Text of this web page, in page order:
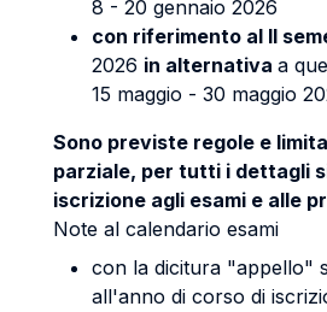
8 - 20 gennaio 2026
con riferimento al II
2026 in alternativa a
15 maggio - 30 maggio
Sono previste regole e
parziale, per tutti i dettagli
iscrizione agli esami e alle
Note al calendario esami
con la dicitura "appello"
all'anno di corso di